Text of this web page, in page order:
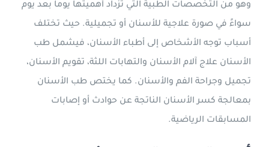
وهو من التخصصات الطبية التي تزداد أهميتها يوماً بعد يوم
سواءً في صورة علاجية للأسنان أو تجميلية. حيث تختلف
أسباب توجه الأشخاص إلى أطباء الأسنان، فيشمل طب
الأسنان علاج آلام الأسنان والتهابات اللثة، تقويم الأسنان،
تجميل وجراحة الفم والأسنان. كما يختص طب الأسنان
بمعالجة كسر الأسنان الناتجة عن حوادث أو إصابات
المسابقات الرياضية.